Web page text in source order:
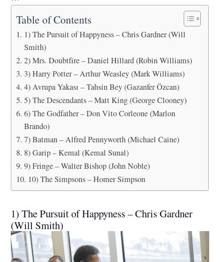
Table of Contents
1) The Pursuit of Happyness – Chris Gardner (Will
Smith)
2) Mrs. Doubtfire – Daniel Hillard (Robin Williams)
3) Harry Potter – Arthur Weasley (Mark Williams)
4) Avrupa Yakası – Tahsin Bey (Gazanfer Özcan)
5) The Descendants – Matt King (George Clooney)
6) The Godfather – Don Vito Corleone (Marlon
Brando)
7) Batman – Alfred Pennyworth (Michael Caine)
8) Garip – Kemal (Kemal Sunal)
9) Fringe – Walter Bishop (John Noble)
10) The Simpsons – Homer Simpson
1) The Pursuit of Happyness – Chris Gardner
(Will Smith)